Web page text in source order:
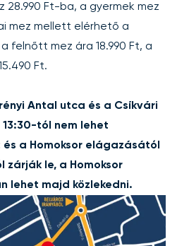
28.990 Ft-ba, a gyermek mez
mez mellett elérhető a
felnőtt mez ára 18.990 Ft, a
Ft.
Antal utca és a Csíkvári
tól nem lehet
a Homoksor elágazásától
zárják le, a Homoksor
lehet majd közlekedni.